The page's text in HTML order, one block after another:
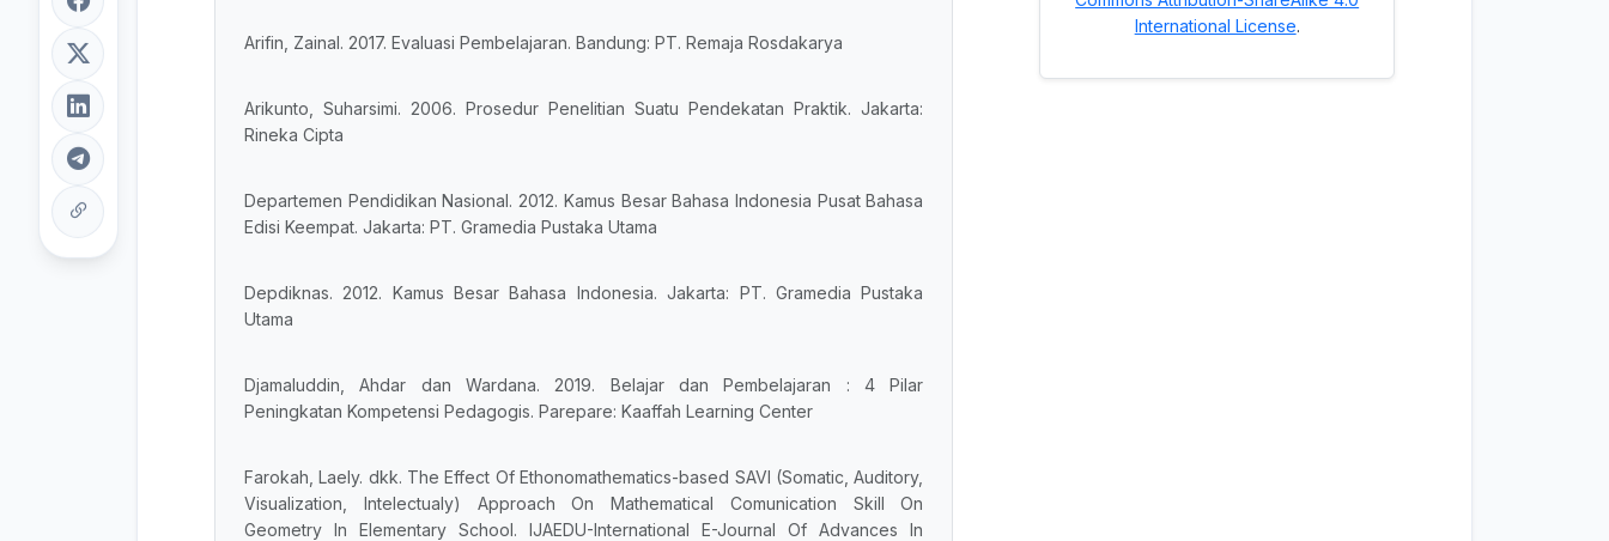
Arifin, Zainal. 2017. Evaluasi Pembelajaran. Bandung: PT. Remaja Rosdakarya
Arikunto, Suharsimi. 2006. Prosedur Penelitian Suatu Pendekatan Praktik. Jakarta:
Rineka Cipta
Departemen Pendidikan Nasional. 2012. Kamus Besar Bahasa Indonesia Pusat Bahasa
Edisi Keempat. Jakarta: PT. Gramedia Pustaka Utama
Depdiknas. 2012. Kamus Besar Bahasa Indonesia. Jakarta: PT. Gramedia Pustaka
Utama
Djamaluddin, Ahdar dan Wardana. 2019. Belajar dan Pembelajaran : 4 Pilar
Peningkatan Kompetensi Pedagogis. Parepare: Kaaffah Learning Center
Farokah, Laely. dkk. The Effect Of Ethonomathematics-based SAVI (Somatic, Auditory,
Visualization, Intelectualy) Approach On Mathematical Comunication Skill On
Geometry In Elementary School. IJAEDU-International E-Journal Of Advances In
International License.